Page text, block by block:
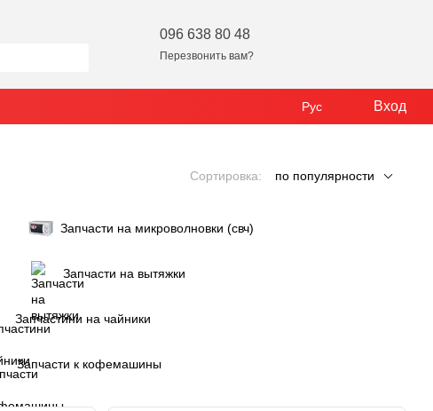
096 638 80 48
Перезвонить вам?
Рус Вход
Сортировка: по популярности
Запчасти на микроволновки (свч)
Запчасти на вытяжки
Запчастини на чайники
Запчасти к кофемашины